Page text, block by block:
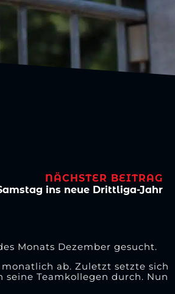
NÄCHSTER BEITRAG
ins neue Drittliga-Jahr
Monats Dezember gesucht.
ab. Zuletzt setzte sich
Teamkollegen durch. Nun